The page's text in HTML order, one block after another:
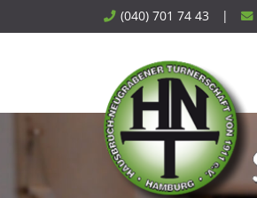
to
(040) 701 74 43 |